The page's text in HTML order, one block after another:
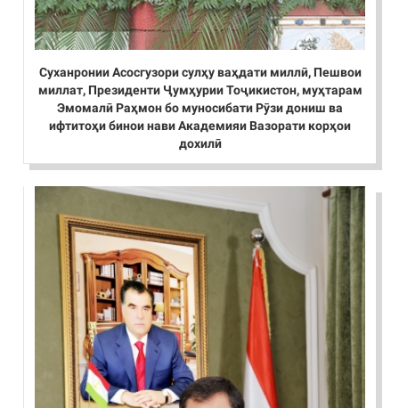
Суханронии Асосгузори сулҳу ваҳдати миллӣ, Пешвои
миллат, Президенти Ҷумҳурии Тоҷикистон, муҳтарам
Эмомалӣ Раҳмон бо муносибати Рӯзи дониш ва
ифтитоҳи бинои нави Академияи Вазорати корҳои
дохилӣ